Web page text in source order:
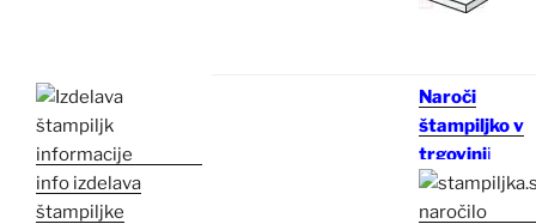
info izdelava
štampiljke
Naroči
štampiljko v
trgovinii